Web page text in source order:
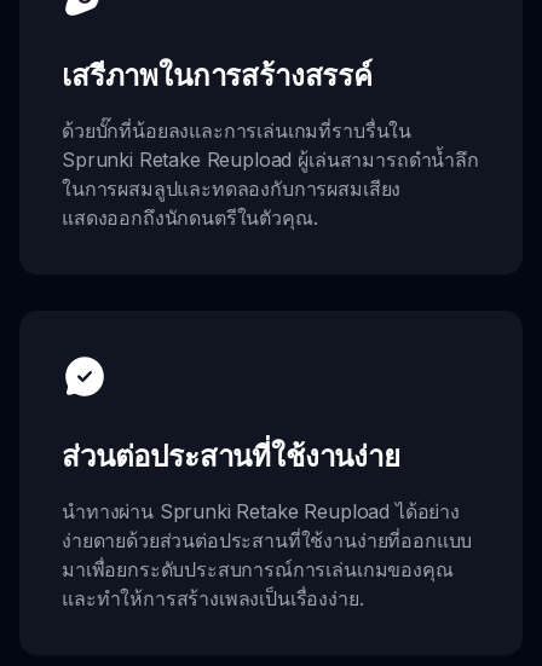
เสรีภาพในการสร้างสรรค์
ด้วยบั๊กที่น้อยลงและการเล่นเกมที่ราบรื่นใน
Sprunki Retake Reupload ผู้เล่นสามารถดำน้ำลึก
ในการผสมลูปและทดลองกับการผสมเสียง
แสดงออกถึงนักดนตรีในตัวคุณ.
ส่วนต่อประสานที่ใช้งานง่าย
นำทางผ่าน Sprunki Retake Reupload ได้อย่าง
ง่ายดายด้วยส่วนต่อประสานที่ใช้งานง่ายที่ออกแบบ
มาเพื่อยกระดับประสบการณ์การเล่นเกมของคุณ
และทำให้การสร้างเพลงเป็นเรื่องง่าย.